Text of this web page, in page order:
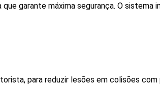
garante máxima segurança. O sistema
para reduzir lesões em colisões com